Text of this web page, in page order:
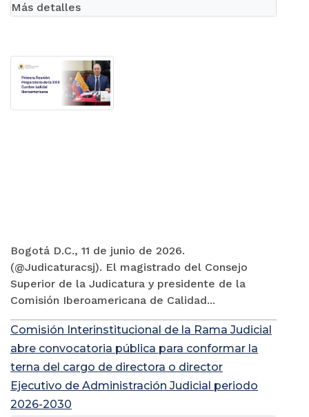
Bogotá D.C., 11 de junio de 2026.
(@Judicaturacsj). El magistrado del Consejo
Superior de la Judicatura y presidente de la
Comisión Iberoamericana de Calidad...
Más detalles
Comisión Interinstitucional de la Rama Judicial
abre convocatoria pública para conformar la
terna del cargo de directora o director
Ejecutivo de Administración Judicial periodo
2026-2030